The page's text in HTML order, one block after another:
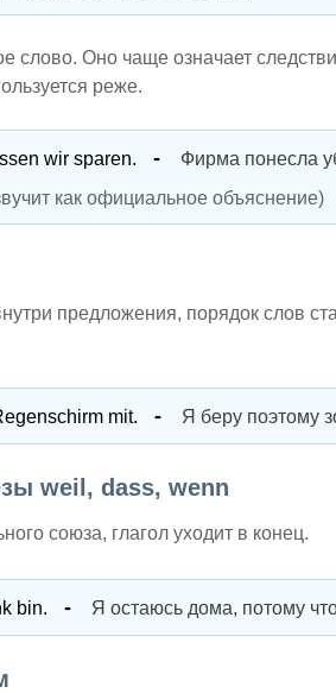
слово. Оно чаще означает
реже.
wir sparen.
Фирма понесла
как официальное объяснение)
предложения, порядок слов
mit. Я беру поэтому
weil, dass, wenn
союза, глагол уходит в конец.
bin. Я остаюсь дома, потому